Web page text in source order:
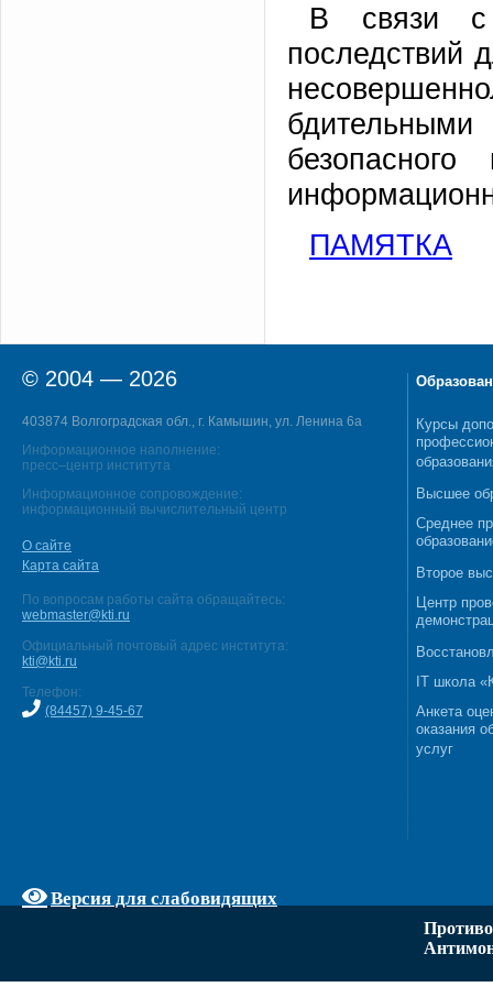
В связи с
последствий
ПАМЯТКА
© 2004 — 2026
403874 Волгоградская обл., г. Камышин, ул. Ленина 6а
Информационное наполнение:
пресс–центр института
Информационное сопровождение:
информационный вычислительный центр
О сайте
Карта сайта
По вопросам работы сайта обращайтесь:
webmaster@kti.ru
Официальный почтовый адрес института:
kti@kti.ru
Телефон:
(84457) 9-45-67
Версия для слабовидящих
Курсы
Высшее
Среднее
Второе
Центр
IT школа
Анкета
оказания
услуг